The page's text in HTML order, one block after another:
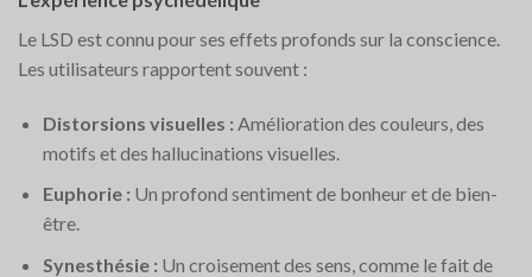
Le LSD est connu pour ses effets profonds sur la conscience.
Les utilisateurs rapportent souvent :
Distorsions visuelles : Amélioration des couleurs, des
motifs et des hallucinations visuelles.
Euphorie : Un profond sentiment de bonheur et de bien-
être.
Synesthésie : Un croisement des sens, comme le fait de